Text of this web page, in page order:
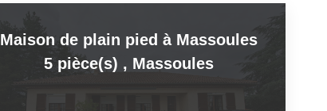
Maison de plain pied à Massoules
5 pièce(s) , Massoules